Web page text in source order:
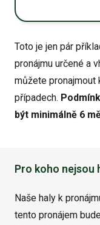
Toto je jen pár
pronájmu určené a
můžete
případech.
být minimálně 6
Pro koho nejsou
Naše haly k
tento pronájem